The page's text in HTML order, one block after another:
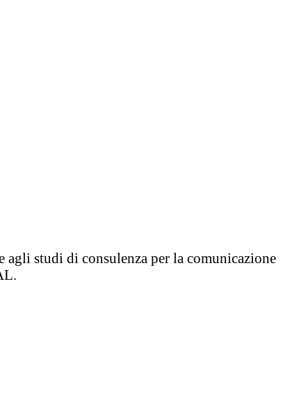
agli studi di consulenza per la comunicazione